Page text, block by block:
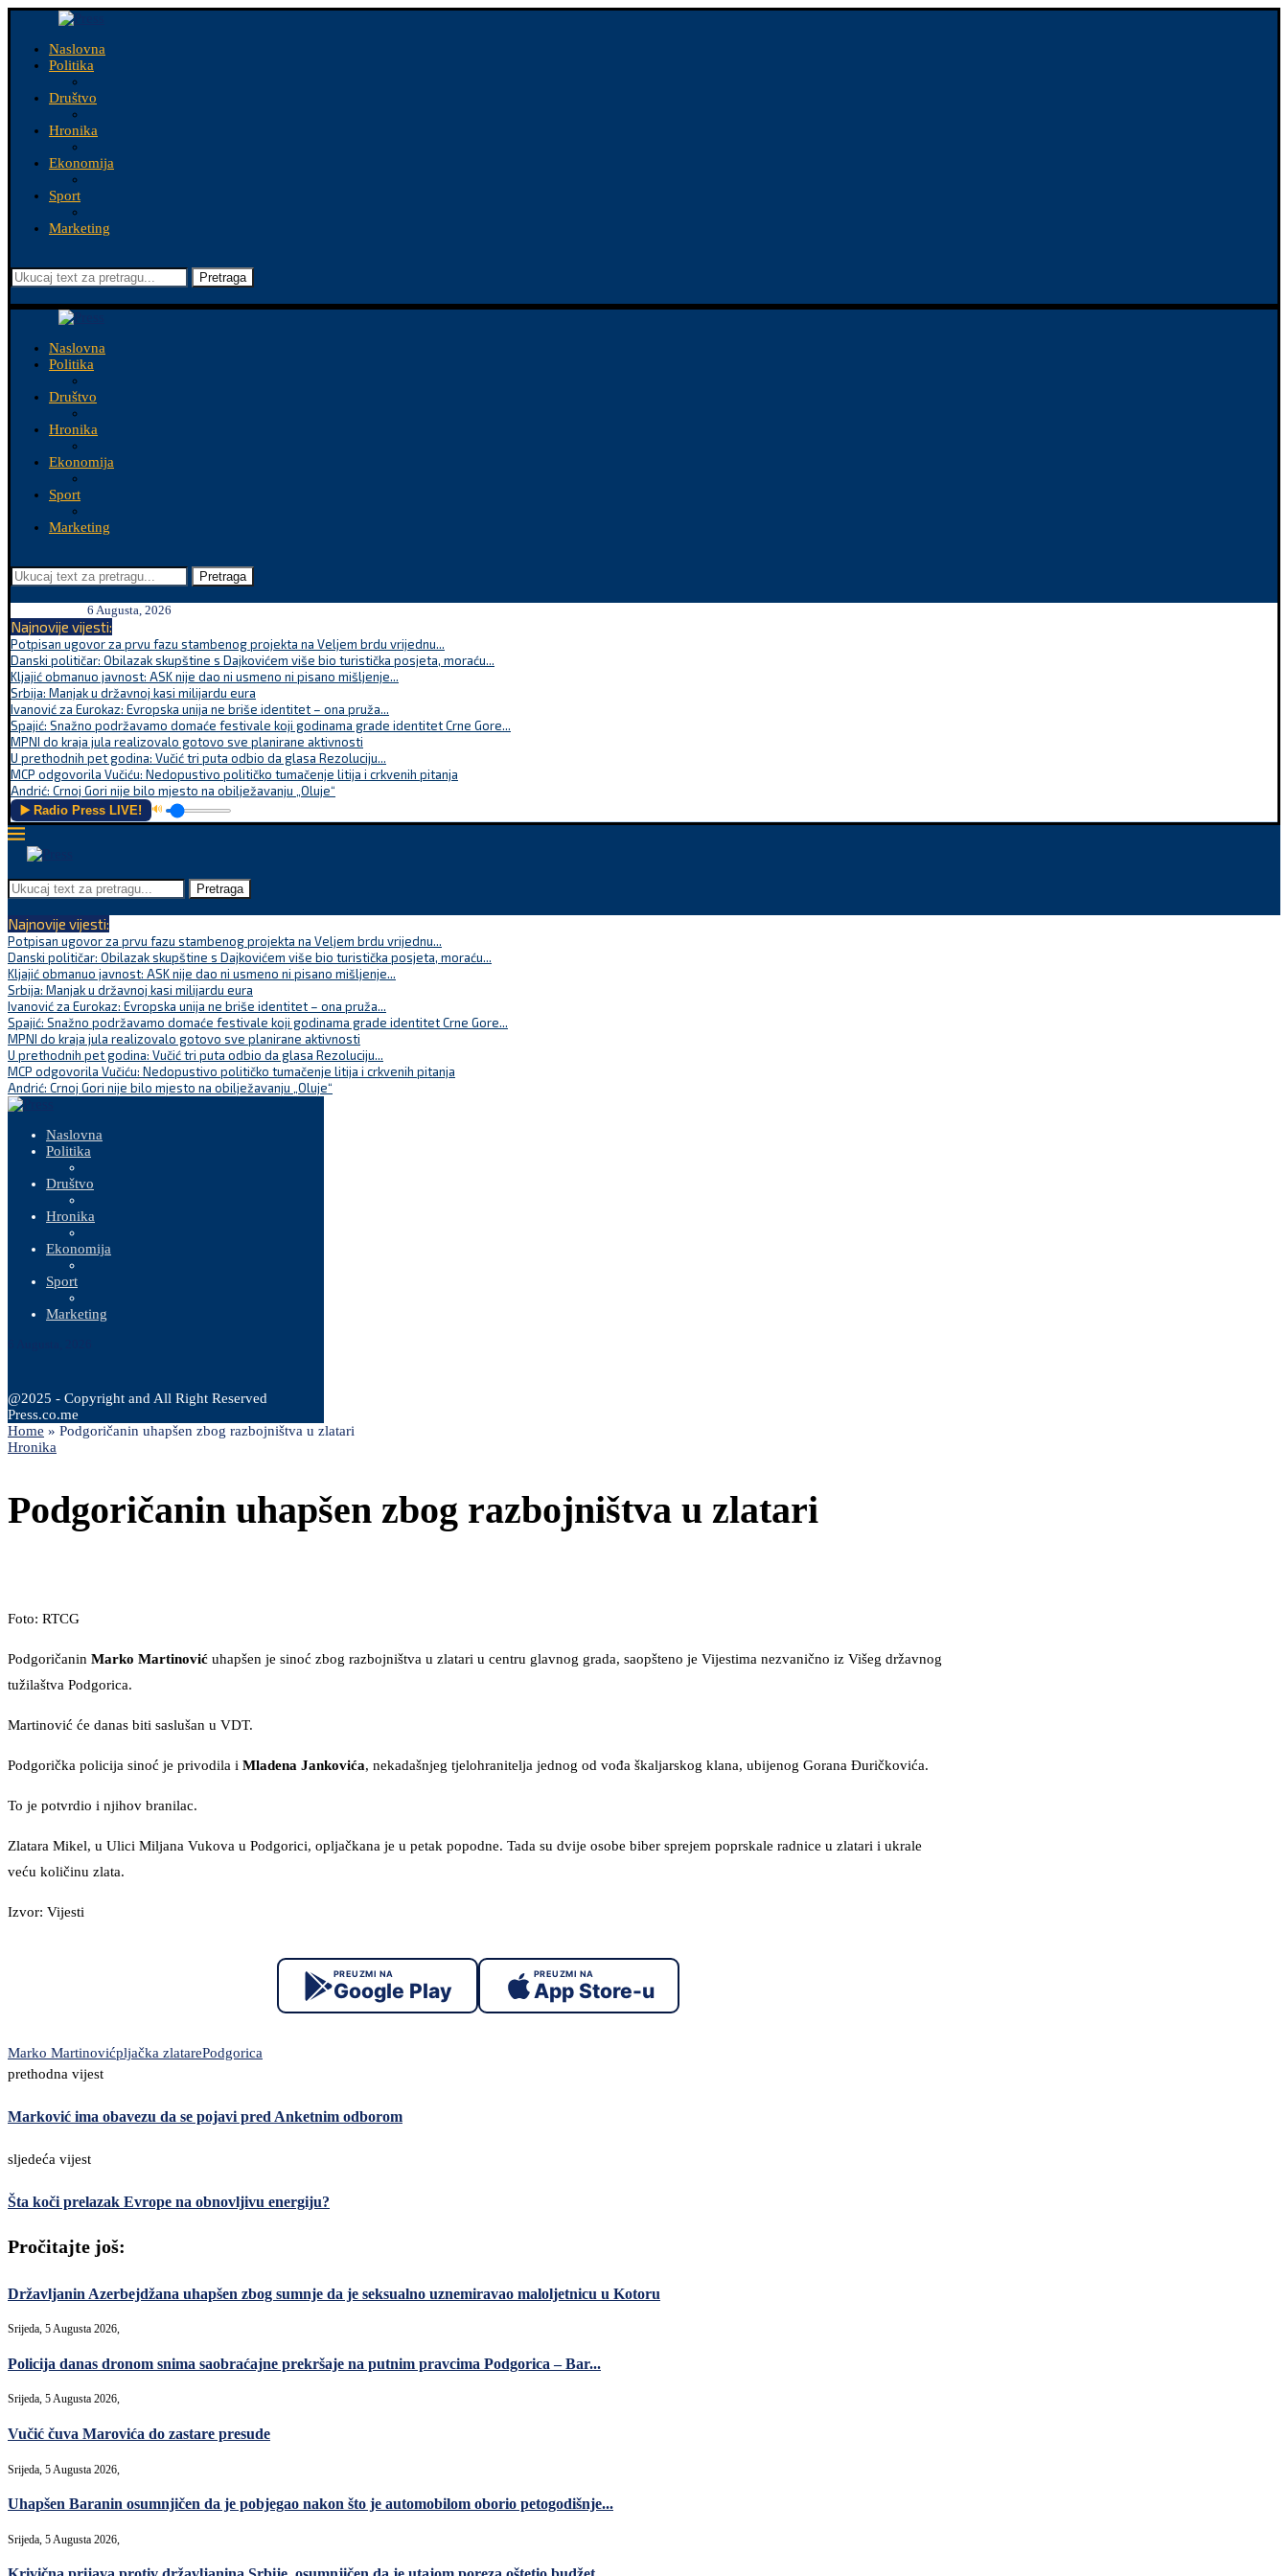
Naslovna
Politika
Društvo
Hronika
Ekonomija
Sport
Marketing
Pretraga
Naslovna
Politika
Društvo
Hronika
Ekonomija
Sport
Marketing
Pretraga
6 Augusta, 2026
Najnovije vijesti:
Potpisan ugovor za prvu fazu stambenog projekta na Veljem brdu vrijednu...
Danski političar: Obilazak skupštine s Dajkovićem više bio turistička posjeta, moraću...
Kljajić obmanuo javnost: ASK nije dao ni usmeno ni pisano mišljenje...
Srbija: Manjak u državnoj kasi milijardu eura
Ivanović za Eurokaz: Evropska unija ne briše identitet – ona pruža...
Spajić: Snažno podržavamo domaće festivale koji godinama grade identitet Crne Gore...
MPNI do kraja jula realizovalo gotovo sve planirane aktivnosti
U prethodnih pet godina: Vučić tri puta odbio da glasa Rezoluciju...
MCP odgovorila Vučiću: Nedopustivo političko tumačenje litija i crkvenih pitanja
Andrić: Crnoj Gori nije bilo mjesto na obilježavanju „Oluje“
▶️ Radio Press LIVE! 🔊
Pretraga
Najnovije vijesti:
Potpisan ugovor za prvu fazu stambenog projekta na Veljem brdu vrijednu...
Danski političar: Obilazak skupštine s Dajkovićem više bio turistička posjeta, moraću...
Kljajić obmanuo javnost: ASK nije dao ni usmeno ni pisano mišljenje...
Srbija: Manjak u državnoj kasi milijardu eura
Ivanović za Eurokaz: Evropska unija ne briše identitet – ona pruža...
Spajić: Snažno podržavamo domaće festivale koji godinama grade identitet Crne Gore...
MPNI do kraja jula realizovalo gotovo sve planirane aktivnosti
U prethodnih pet godina: Vučić tri puta odbio da glasa Rezoluciju...
MCP odgovorila Vučiću: Nedopustivo političko tumačenje litija i crkvenih pitanja
Andrić: Crnoj Gori nije bilo mjesto na obilježavanju „Oluje“
Naslovna
Politika
Društvo
Hronika
Ekonomija
Sport
Marketing
@2025 - Copyright and All Right Reserved
Press.co.me
Home » Podgoričanin uhapšen zbog razbojništva u zlatari
Hronika
Podgoričanin uhapšen zbog razbojništva u zlatari
Foto: RTCG
Podgoričanin Marko Martinović uhapšen je sinoć zbog razbojništva u zlatari u centru glavnog grada, saopšteno je Vijestima nezvanično iz Višeg državnog
tužilaštva Podgorica.
Martinović će danas biti saslušan u VDT.
Podgorička policija sinoć je privodila i Mladena Jankovića, nekadašnjeg tjelohranitelja jednog od vođa škaljarskog klana, ubijenog Gorana Đuričkovića.
To je potvrdio i njihov branilac.
Zlatara Mikel, u Ulici Miljana Vukova u Podgorici, opljačkana je u petak popodne. Tada su dvije osobe biber sprejem poprskale radnice u zlatari i ukrale
veću količinu zlata.
Izvor: Vijesti
PREUZMI NA
Google Play
PREUZMI NA
App Store-u
Marko Martinovićpljačka zlatarePodgorica
prethodna vijest
Marković ima obavezu da se pojavi pred Anketnim odborom
sljedeća vijest
Šta koči prelazak Evrope na obnovljivu energiju?
Pročitajte još:
Državljanin Azerbejdžana uhapšen zbog sumnje da je seksualno uznemiravao maloljetnicu u Kotoru
Srijeda, 5 Augusta 2026,
Policija danas dronom snima saobraćajne prekršaje na putnim pravcima Podgorica – Bar...
Srijeda, 5 Augusta 2026,
Vučić čuva Marovića do zastare presude
Srijeda, 5 Augusta 2026,
Uhapšen Baranin osumnjičen da je pobjegao nakon što je automobilom oborio petogodišnje...
Srijeda, 5 Augusta 2026,